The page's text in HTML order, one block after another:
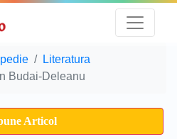
Literatura
Budai-Deleanu
Articol